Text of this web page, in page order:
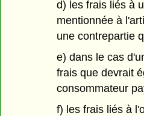
d) les frais liés à
mentionnée à
une contrepartie
e) dans le cas
frais que devrait
consommateur
f) les frais liés à